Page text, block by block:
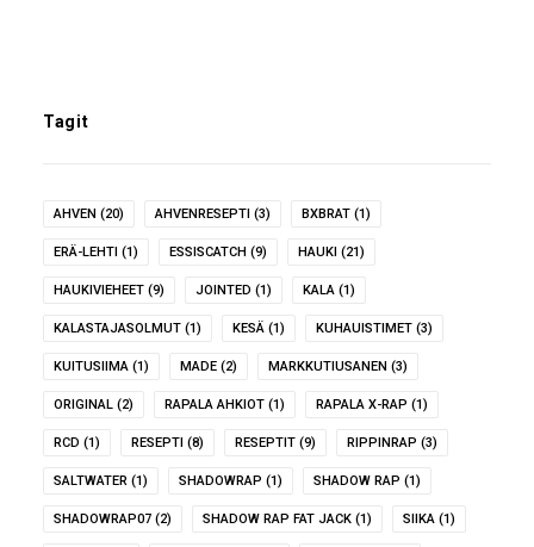
Tagit
AHVEN (20) AHVENRESEPTI (3) BXBRAT (1)
ERÄ-LEHTI (1) ESSISCATCH (9) HAUKI (21)
HAUKIVIEHEET (9) JOINTED (1) KALA (1)
KALASTAJASOLMUT (1) KESÄ (1) KUHAUISTIMET (3)
KUITUSIIMA (1) MADE (2) MARKKUTIUSANEN (3)
ORIGINAL (2) RAPALA AHKIOT (1) RAPALA X-RAP (1)
RCD (1) RESEPTI (8) RESEPTIT (9) RIPPINRAP (3)
SALTWATER (1) SHADOWRAP (1) SHADOW RAP (1)
SHADOWRAP07 (2) SHADOW RAP FAT JACK (1) SIIKA (1)